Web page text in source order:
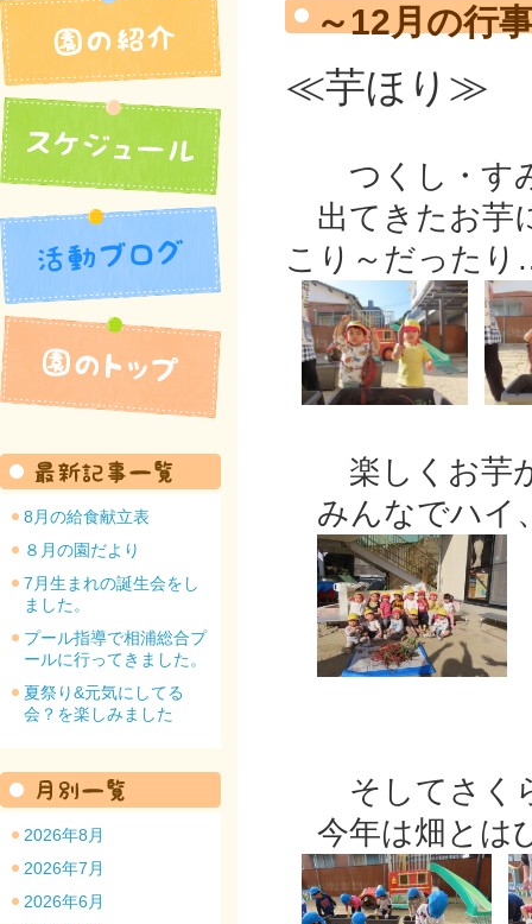
～12月の行
≪芋ほり≫
つくし・すみ
出てきたお芋
こり～だった
楽しくお芋
みんなでハイ
そしてさくら
今年は畑とは
園の紹介
スケジュール
活動ブログ
園のトップ
8月の給食献立表
８月の園だより
7月生まれの誕生会をし
ました。
プール指導で相浦総合プ
ールに行ってきました。
夏祭り&元気にしてる
会？を楽しみました
2026年8月
2026年7月
2026年6月